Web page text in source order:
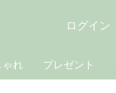
ゃれ プレゼント
ログイン